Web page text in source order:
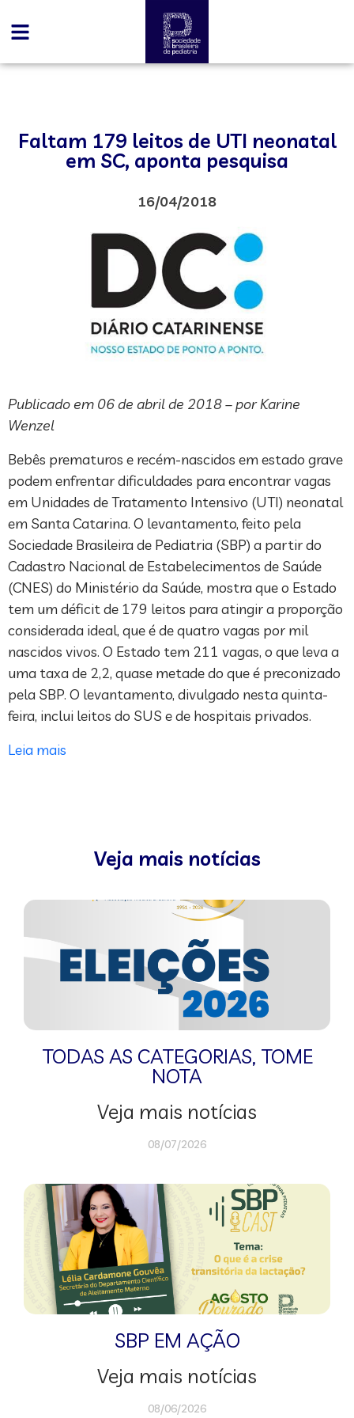
Faltam 179 leitos de UTI neonatal
em SC, aponta pesquisa
16/04/2018
Publicado em 06 de abril de 2018 – por Karine
Wenzel
Bebês prematuros e recém-nascidos em estado grave
podem enfrentar dificuldades para encontrar vagas
em Unidades de Tratamento Intensivo (UTI) neonatal
em Santa Catarina. O levantamento, feito pela
Sociedade Brasileira de Pediatria (SBP) a partir do
Cadastro Nacional de Estabelecimentos de Saúde
(CNES) do Ministério da Saúde, mostra que o Estado
tem um déficit de 179 leitos para atingir a proporção
considerada ideal, que é de quatro vagas por mil
nascidos vivos. O Estado tem 211 vagas, o que leva a
uma taxa de 2,2, quase metade do que é preconizado
pela SBP. O levantamento, divulgado nesta quinta-
feira, inclui leitos do SUS e de hospitais privados.
Leia mais
Veja mais notícias
TODAS AS CATEGORIAS, TOME
NOTA
Veja mais notícias
08/07/2026
SBP EM AÇÃO
Veja mais notícias
08/06/2026